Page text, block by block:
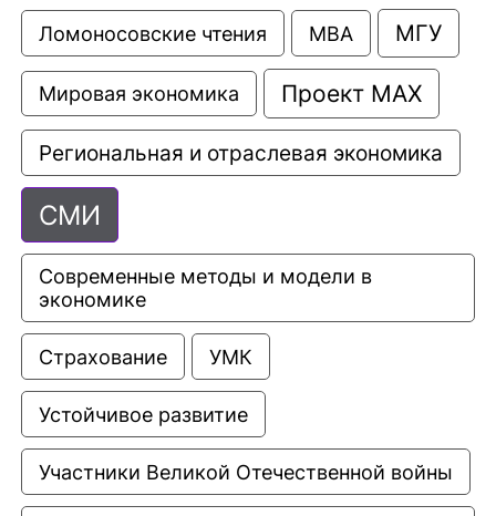
Ломоносовские чтения МВА МГУ
Мировая экономика Проект МАХ
Региональная и отраслевая экономика
СМИ
Современные методы и модели в
экономике
Страхование УМК
Устойчивое развитие
Участники Великой Отечественной войны